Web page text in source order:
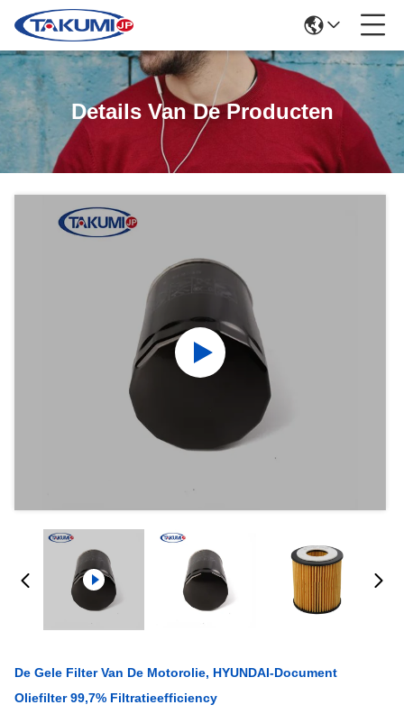
Details Van De Producten
De Gele Filter Van De Motorolie, HYUNDAI-Document
Oliefilter 99,7% Filtratieefficiency